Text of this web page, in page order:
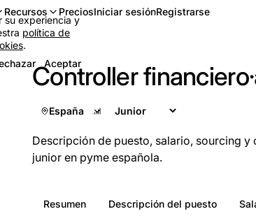
Recursos PreciosIniciar sesiónRegistrarse
Controller
España
Descripción de puesto, salario, sourcing y
junior en pyme española.
Resumen Descripción del puesto
su experiencia y
política de
.
Aceptar